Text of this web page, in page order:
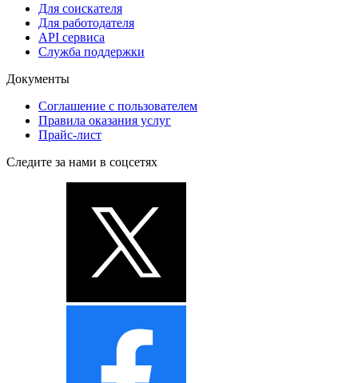
Для соискателя
Для работодателя
API сервиса
Служба поддержки
Документы
Соглашение с пользователем
Правила оказания услуг
Прайс-лист
Следите за нами в соцсетях